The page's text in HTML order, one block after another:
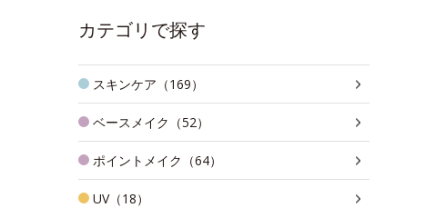
カテゴリで探す
スキンケア（169）
ベースメイク（52）
ポイントメイク（64）
UV（18）